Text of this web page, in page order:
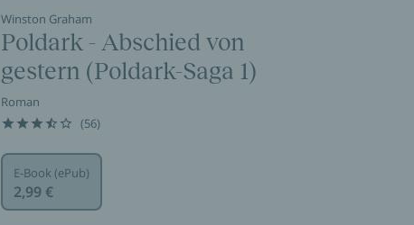
Winston Graham
Poldark - Abschied von
gestern (Poldark-Saga 1)
Roman
(56)
E-Book (ePub)
2,99 €